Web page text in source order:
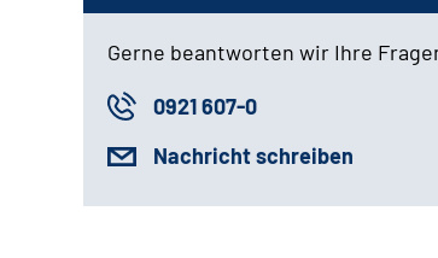
Gerne beantworten wir Ihre
0921 607-0
Nachricht schreiben